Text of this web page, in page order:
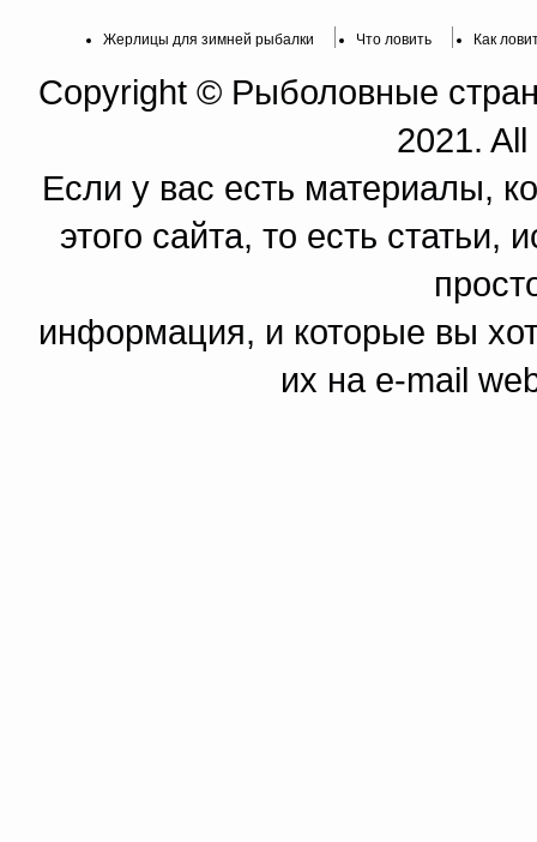
Жерлицы для зимней рыбалки Что ловить Как
Copyright © Рыболовные
2021.
Если у вас есть материалы,
этого сайта, то есть
информация, и которые вы
их на e-mail